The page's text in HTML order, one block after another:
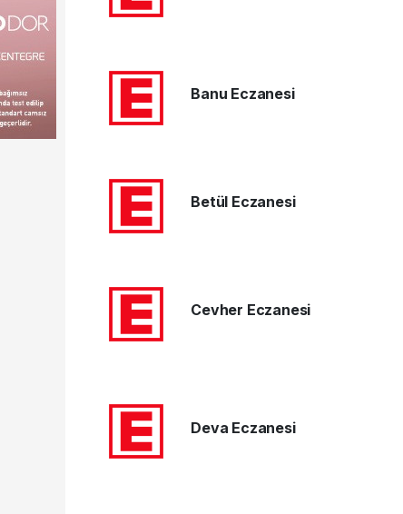
Banu Eczanesi
Betül Eczanesi
Cevher Eczanesi
Deva Eczanesi